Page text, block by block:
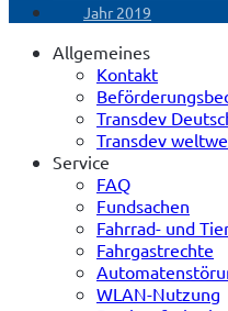
Jahr 2019
Allgemeines
Kontakt
Transdev
Transdev
Service
FAQ
Fundsachen
Fahrrad- und
Fahrgastrechte
WLAN-Nutzung